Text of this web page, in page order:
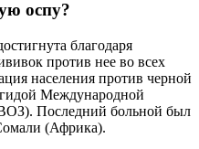
оспу?
благодаря
против нее во всех
населения против черной
Международной
Последний больной был
(Африка).